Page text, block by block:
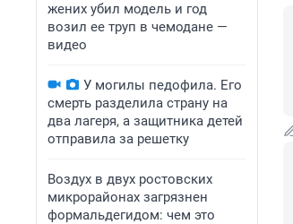
жених убил модель и год
возил ее труп в чемодане —
видео
У могилы педофила. Его
смерть разделила страну на
два лагеря, а защитника детей
отправила за решетку
Воздух в двух ростовских
микрорайонах загрязнен
формальдегидом: чем это